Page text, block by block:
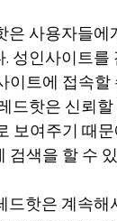
은 사용자들에
성인사이트
이트에 접속
드핫은 신뢰
보여주기 때
검색을 할 수
드핫은 계속해